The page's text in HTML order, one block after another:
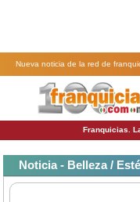
Nueva noticia de la red de
Franquicias.
Noticia - Belleza /